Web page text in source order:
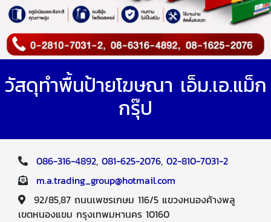
วัสดุทำพื้นป้ายโฆษณา เอ็ม.เอ.แม็ก
กรุ๊ป
086-316-4892, 081-625-2076, 02-810-7031-2
m.a.trading_group@hotmail.com
92/85,87 ถนนเพชรเกษม 116/5 แขวงหนองค้างพลู
เขตหนองแขม กรุงเทพมหานคร 10160